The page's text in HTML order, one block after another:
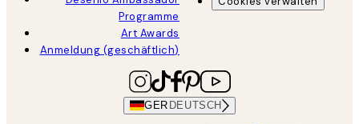
Programme
Art Awards
Anmeldung (geschäftlich)
GER DEUTSCH